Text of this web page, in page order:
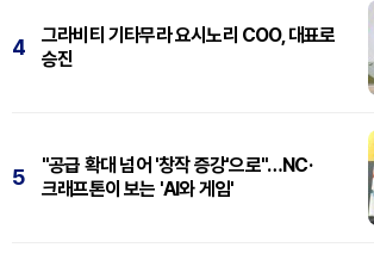
4
그라비티 기타무라 요시노리 COO, 대표로
승진
5
"공급 확대 넘어 '창작 증강'으로"…NC·
크래프톤이 보는 'AI와 게임'